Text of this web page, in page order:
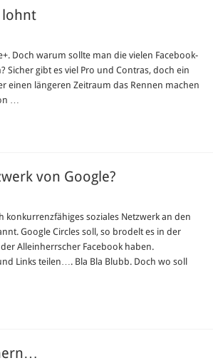
lohnt
Doch warum sollte man die vielen Facebook-
Sicher gibt es viel Pro und Contras, doch ein
einen längeren Zeitraum das Rennen machen
…
von Google?
soziales Netzwerk an den
Google Circles soll, so brodelt es in der
Alleinherrscher Facebook haben.
Links teilen…. Bla Bla Blubb. Doch wo soll